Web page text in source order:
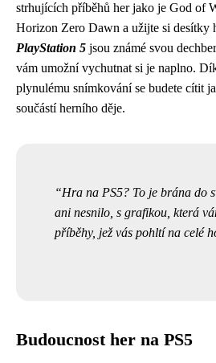
strhujících příběhů her jako je God of
Horizon Zero Dawn a užijte si desítky
PlayStation 5 jsou známé svou
vám umožní vychutnat si je naplno.
plynulému snímkování se budete cítit
součástí herního děje.
Hra na PS5? To je brána do
ani nesnilo, s grafikou, která
příběhy, jež vás pohltí na celé
Budoucnost her na PS5